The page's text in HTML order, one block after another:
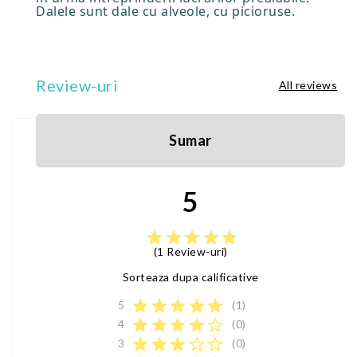
Dalele sunt dale cu alveole, cu picioruse.
Review-uri All reviews
Sumar
5
starstarstarstarstar
(1 Review-uri)
Sorteaza dupa calificative
5 starstarstarstarstar
(1)
4 starstarstarstarstar_border
(0)
3
starstarstarstar_borderstar_border
(0)